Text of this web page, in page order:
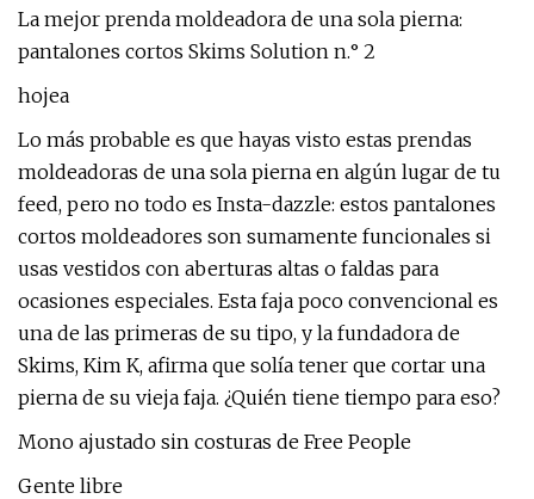
La mejor prenda moldeadora de una sola pierna:
pantalones cortos Skims Solution n.° 2
hojea
Lo más probable es que hayas visto estas prendas
moldeadoras de una sola pierna en algún lugar de tu
feed, pero no todo es Insta-dazzle: estos pantalones
cortos moldeadores son sumamente funcionales si
usas vestidos con aberturas altas o faldas para
ocasiones especiales. Esta faja poco convencional es
una de las primeras de su tipo, y la fundadora de
Skims, Kim K, afirma que solía tener que cortar una
pierna de su vieja faja. ¿Quién tiene tiempo para eso?
Mono ajustado sin costuras de Free People
Gente libre